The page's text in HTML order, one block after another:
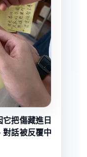
把傷藏進日
對話被反覆中